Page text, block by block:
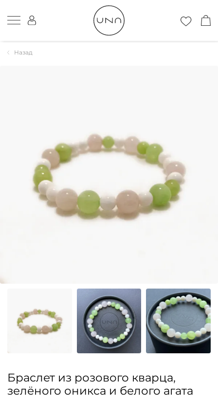
Назад
Браслет из розового кварца,
зелёного оникса и белого агата